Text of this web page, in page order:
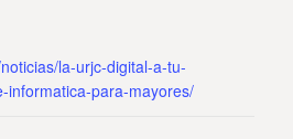
la-urjc-digital-a-tu-
informatica-para-mayores/